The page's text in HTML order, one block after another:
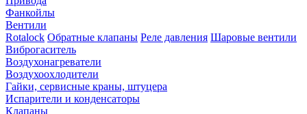
Фанкойлы
Вентили
Rotalock Обратные клапаны Реле давления Шаровые вентили
Виброгаситель
Воздухонагреватели
Воздухоохлодители
Гайки, сервисные краны, штуцера
Испарители и конденсаторы
Клапаны